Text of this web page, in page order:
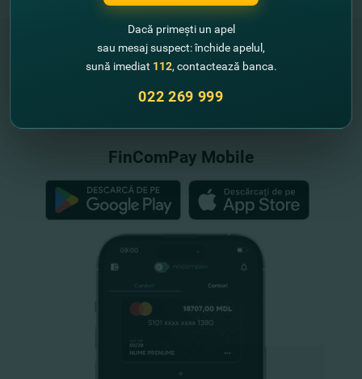
Schemei de Garantare a Depozitelor
FinComPay Mobile
Dacă primești un apel
sau mesaj suspect: închide apelul,
sună imediat 112, contactează banca.
022 269 999